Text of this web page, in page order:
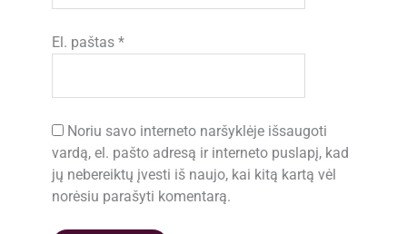
El. paštas*
Noriu savo interneto naršyklėje išsaugoti
vardą, el. pašto adresą ir interneto puslapį, kad
jų nebereiktų įvesti iš naujo, kai kitą kartą vėl
norėsiu parašyti komentarą.